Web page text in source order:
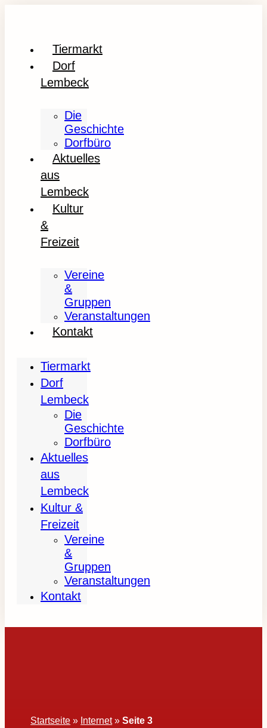
Tiermarkt
Dorf
Lembeck
Die
Geschichte
Dorfbüro
Aktuelles
aus
Lembeck
Kultur
&
Freizeit
Vereine
&
Gruppen
Veranstaltungen
Kontakt
Tiermarkt
Dorf
Lembeck
Die
Geschichte
Dorfbüro
Aktuelles
aus
Lembeck
Kultur &
Freizeit
Vereine
&
Gruppen
Veranstaltungen
Kontakt
Startseite » Internet»Seite 3